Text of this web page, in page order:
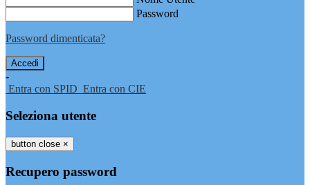
Password
Password dimenticata?
-
Entra con SPID Entra con CIE
Seleziona utente
button close ×
Recupero password